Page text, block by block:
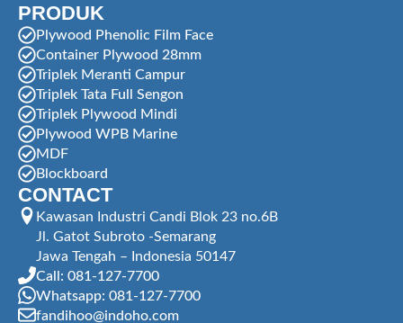
PRODUK
Plywood Phenolic Film Face
Container Plywood 28mm
Triplek Meranti Campur
Triplek Tata Full Sengon
Triplek Plywood Mindi
Plywood WPB Marine
MDF
Blockboard
CONTACT
Kawasan Industri Candi Blok 23 no.6B
Jl. Gatot Subroto -Semarang
Jawa Tengah – Indonesia 50147
Call: 081-127-7700
Whatsapp: 081-127-7700
fandihoo@indoho.com